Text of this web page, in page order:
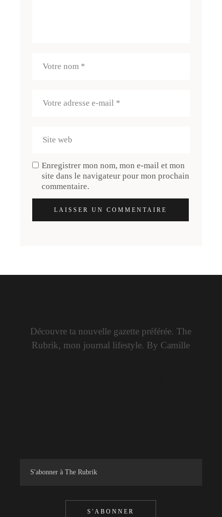
Enregistrer mon nom, mon e-mail et mon
site dans le navigateur pour mon prochain
commentaire.
LAISSER UN COMMENTAIRE
Découvre ta nouvelle gazette préférée. The
Rubrik, mon journal lifestyle. By Camille
S'ABONNER